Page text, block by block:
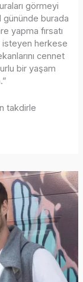
görmeyi
gününde burada
yapma fırsatı
isteyen herkese
cennet
bir yaşam
takdirle